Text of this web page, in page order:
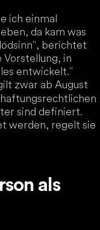
ich einmal
da kam was
berichtet
Vorstellung, in
entwickelt."
zwar ab August
sind definiert.
werden, regelt sie
als